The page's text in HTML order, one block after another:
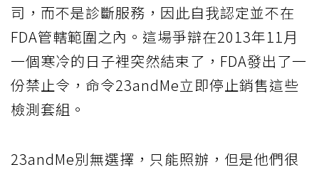
司，而不是診斷服務，因此自我認定並不在
FDA管轄範圍之內。這場爭辯在2013年11月
一個寒冷的日子裡突然結束了，FDA發出了一
份禁止令，命令23andMe立即停止銷售這些
檢測套組。
23andMe別無選擇，只能照辦，但是他們很